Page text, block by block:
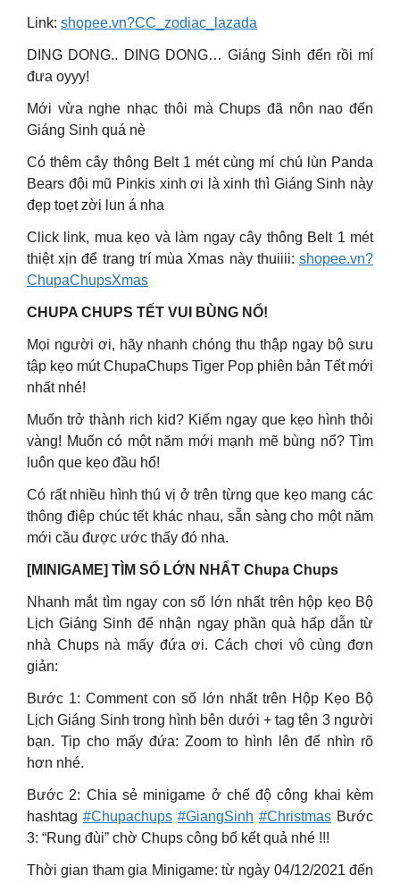
Link: shopee.vn?CC_zodiac_lazada
DING DONG.. DING DONG… Giáng Sinh đến rồi mí
đưa oyyy!
Mới vừa nghe nhạc thôi mà Chups đã nôn nao đến
Giáng Sinh quá nè
Có thêm cây thông Belt 1 mét cùng mí chú lùn Panda
Bears đội mũ Pinkis xinh ơi là xinh thì Giáng Sinh này
đẹp toẹt zời lun á nha
Click link, mua kẹo và làm ngay cây thông Belt 1 mét
thiệt xịn để trang trí mùa Xmas này thuiiii: shopee.vn?
ChupaChupsXmas
CHUPA CHUPS TẾT VUI BÙNG NỔ!
Mọi người ơi, hãy nhanh chóng thu thập ngay bộ sưu
tập kẹo mút ChupaChups Tiger Pop phiên bản Tết mới
nhất nhé!
Muốn trở thành rich kid? Kiếm ngay que kẹo hình thỏi
vàng! Muốn có một năm mới mạnh mẽ bùng nổ? Tìm
luôn que kẹo đầu hổ!
Có rất nhiều hình thú vị ở trên từng que kẹo mang các
thông điệp chúc tết khác nhau, sẵn sàng cho một năm
mới cầu được ước thấy đó nha.
[MINIGAME] TÌM SỐ LỚN NHẤT Chupa Chups
Nhanh mắt tìm ngay con số lớn nhất trên hộp kẹo Bộ
Lịch Giáng Sinh để nhận ngay phần quà hấp dẫn từ
nhà Chups nà mấy đứa ơi. Cách chơi vô cùng đơn
giản:
Bước 1: Comment con số lớn nhất trên Hộp Kẹo Bộ
Lịch Giáng Sinh trong hình bên dưới + tag tên 3 người
bạn. Tip cho mấy đứa: Zoom to hình lên để nhìn rõ
hơn nhé.
Bước 2: Chia sẻ minigame ở chế độ công khai kèm
hashtag #Chupachups #GiangSinh #Christmas Bước
3: “Rung đùi” chờ Chups công bố kết quả nhé !!!
Thời gian tham gia Minigame: từ ngày 04/12/2021 đến